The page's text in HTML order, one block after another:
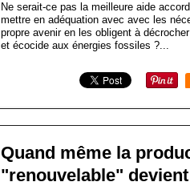
Ne serait-ce pas la meilleure aide
mettre en adéquation avec avec les
propre avenir en les obligent à
et écocide aux énergies fossiles ?...
Quand même la
"renouvelable"